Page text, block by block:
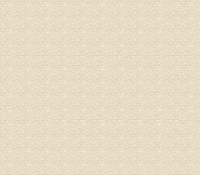
病情描
专家回
姓名：